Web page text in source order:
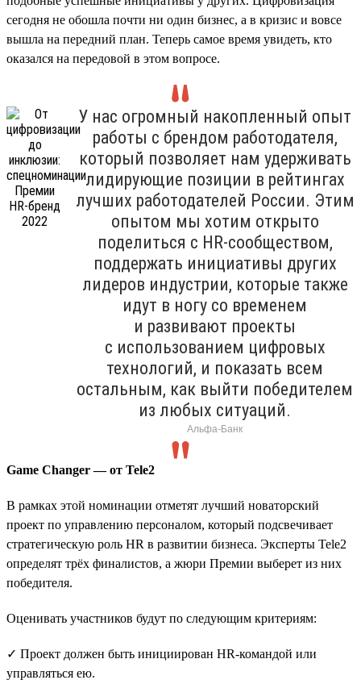
сегодня не обошла почти ни один бизнес, а в кризис и вовсе
вышла на передний план. Теперь самое время увидеть, кто
оказался на передовой в этом вопросе.
У нас огромный накопленный опыт
работы с брендом работодателя,
который позволяет нам удерживать
лидирующие позиции в рейтингах
лучших работодателей России. Этим
опытом мы хотим открыто
поделиться с HR-сообществом,
поддержать инициативы других
лидеров индустрии, которые также
идут в ногу со временем
и развивают проекты
с использованием цифровых
технологий, и показать всем
остальным, как выйти победителем
из любых ситуаций.
Альфа-Банк
Game Changer — от Tele2
В рамках этой номинации отметят лучший новаторский
проект по управлению персоналом, который подсвечивает
стратегическую роль HR в развитии бизнеса. Эксперты Tele2
определят трёх финалистов, а жюри Премии выберет из них
победителя.
Оценивать участников будут по следующим критериям:
✓ Проект должен быть инициирован HR-командой или
управляться ею.